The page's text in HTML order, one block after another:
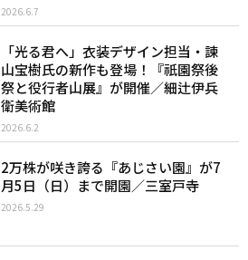
2026.6.7
「光る君へ」衣装デザイン担当・諫
山宝樹氏の新作も登場！『祇園祭後
祭と役行者山展』が開催／細辻伊兵
衛美術館
2026.6.2
2万株が咲き誇る『あじさい園』が7
月5日（日）まで開園／三室戸寺
2026.5.29